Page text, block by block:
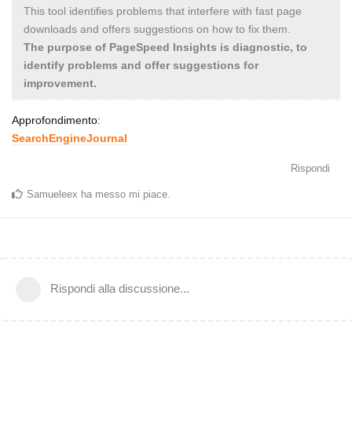
This tool identifies problems that interfere with fast page
downloads and offers suggestions on how to fix them.
The purpose of PageSpeed Insights is diagnostic, to
identify problems and offer suggestions for
improvement.
Approfondimento:
SearchEngineJournal
Rispondi
Samueleex ha messo mi piace
Rispondi alla discussione...